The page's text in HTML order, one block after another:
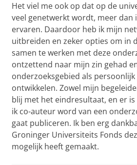
Het viel me ook op dat op de
veel genetwerkt wordt, meer dan
ervaren. Daardoor heb ik mijn
uitbreiden en zeker opties om in
samen te werken met deze
ontzettend naar mijn zin gehad
onderzoeksgebied als
ontwikkelen. Zowel mijn
blij met het eindresultaat, en er
ik co-auteur word van een
gaat publiceren. Ik ben erg
Groninger Universiteits Fonds
mogelijk heeft gemaakt.